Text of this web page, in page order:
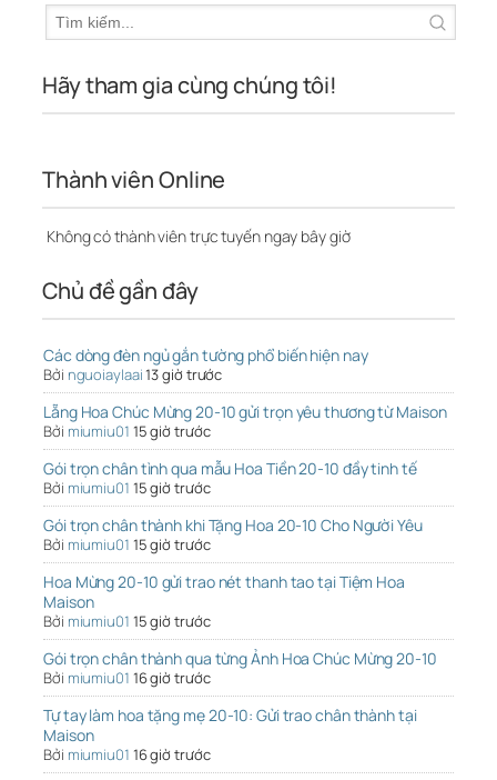
Hãy tham gia cùng chúng tôi!
Thành viên Online
Không có thành viên trực tuyến ngay bây giờ
Chủ đề gần đây
Các dòng đèn ngủ gắn tường phổ biến hiện nay
Bởi nguoiaylaai13 giờ trước
Lẵng Hoa Chúc Mừng 20-10 gửi trọn yêu thương từ Maison
Bởi miumiu01 15 giờ trước
Gói trọn chân tình qua mẫu Hoa Tiền 20-10 đầy tinh tế
Bởi miumiu01 15 giờ trước
Gói trọn chân thành khi Tặng Hoa 20-10 Cho Người Yêu
Bởi miumiu01 15 giờ trước
Hoa Mừng 20-10 gửi trao nét thanh tao tại Tiệm Hoa
Maison
Bởi miumiu01 15 giờ trước
Gói trọn chân thành qua từng Ảnh Hoa Chúc Mừng 20-10
Bởi miumiu01 16 giờ trước
Tự tay làm hoa tặng mẹ 20-10: Gửi trao chân thành tại
Maison
Bởi miumiu01 16 giờ trước